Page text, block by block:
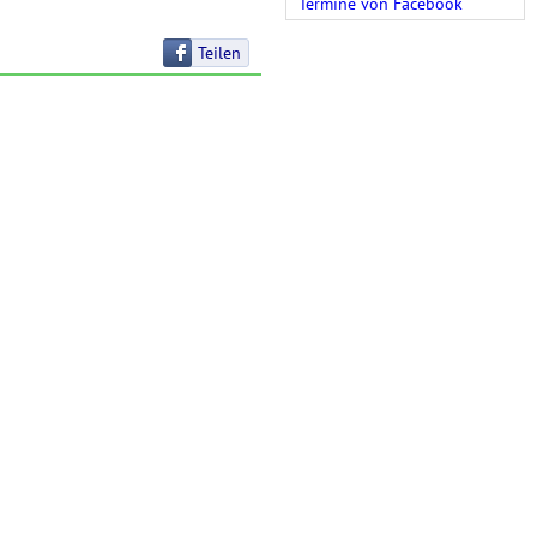
Teilen